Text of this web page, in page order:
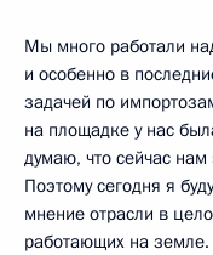
Мы много работали
и особенно в
задачей по
на площадке у нас
думаю, что сейчас
Поэтому сегодня я
мнение отрасли в
работающих на земле.